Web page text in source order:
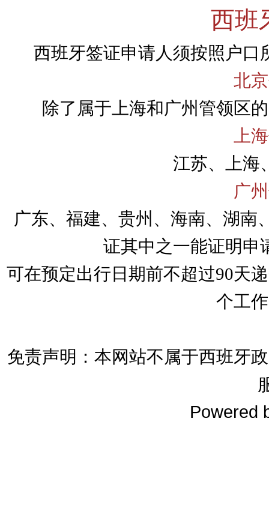
西班
西班牙签证申请人须按照户口
北
除了属于上海和广州管领区
上
江苏、上海
广
广东、福建、贵州、海南、湖南
证其中之一能证明申
可在预定出行日期前不超过90天
个工
免责声明：本网站不属于西班牙
Powered